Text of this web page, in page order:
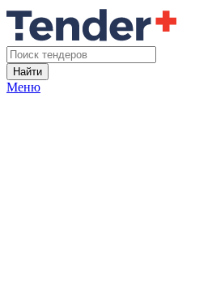
Найти
Меню